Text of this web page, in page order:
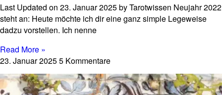
Last Updated on 23. Januar 2025 by Tarot­wissen Neu­jahr 2022
steht an: Heute möchte ich dir eine ganz simple Lege­weise
dadzu vor­stellen. Ich nenne
Read More »
23. Januar 20255 Kommentare